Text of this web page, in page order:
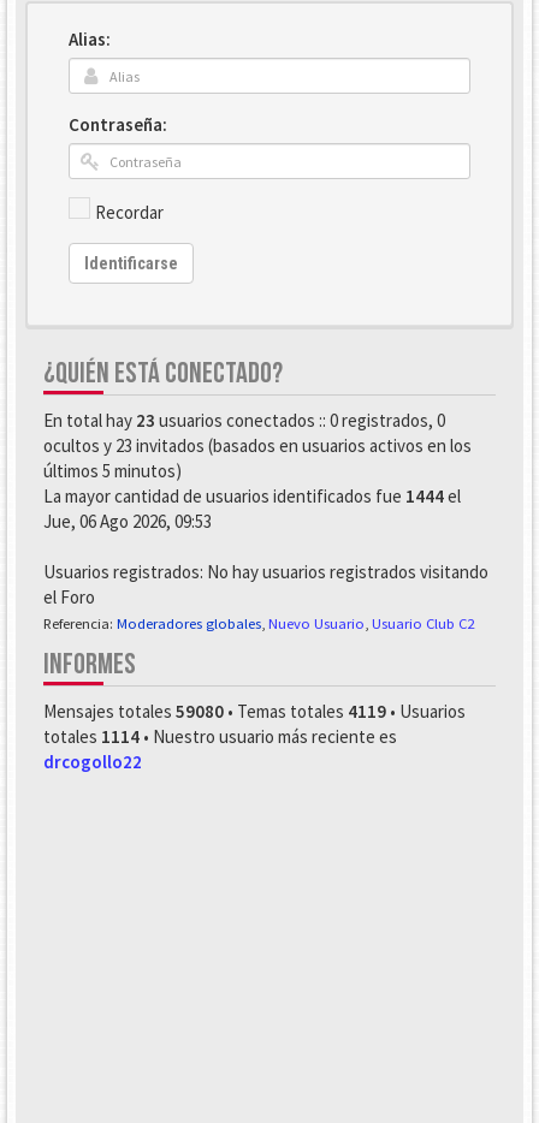
Alias:
Contraseña:
Recordar
Identificarse
¿QUIÉN ESTÁ CONECTADO?
En total hay 23 usuarios conectados :: 0 registrados, 0
ocultos y 23 invitados (basados en usuarios activos en los
últimos 5 minutos)
La mayor cantidad de usuarios identificados fue 1444el
Jue, 06 Ago 2026, 09:53
Usuarios registrados: No hay usuarios registrados visitando
el Foro
Referencia: Moderadores globales Nuevo Usuario Usuario Club C2
INFORMES
Mensajes totales 59080 • Temas totales 4119 • Usuarios
totales 1114 • Nuestro usuario más reciente es
drcogollo22